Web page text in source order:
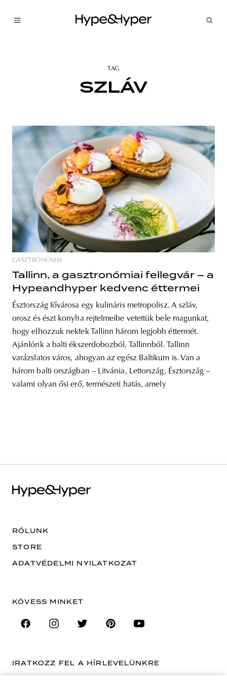
budapest poland branding
TAG
SZLÁV
GASZTRONÓMIA
Tallinn, a gasztronómiai fellegvár – a
Hypeandhyper kedvenc éttermei
Észtország fővárosa egy kulináris metropolisz. A szláv,
orosz és észt konyha rejtelmeibe vetettük bele magunkat,
hogy elhozzuk nektek Tallinn három legjobb éttermét.
Ajánlónk a balti ékszerdobozból, Tallinnból. Tallinn
varázslatos város, ahogyan az egész Baltikum is. Van a
három balti országban – Litvánia, Lettország, Észtország –
valami olyan ősi erő, természeti hatás, amely
RÓLUNK
STORE
ADATVÉDELMI NYILATKOZAT
KÖVESS MINKET
IRATKOZZ FEL A HÍRLEVELÜNKRE